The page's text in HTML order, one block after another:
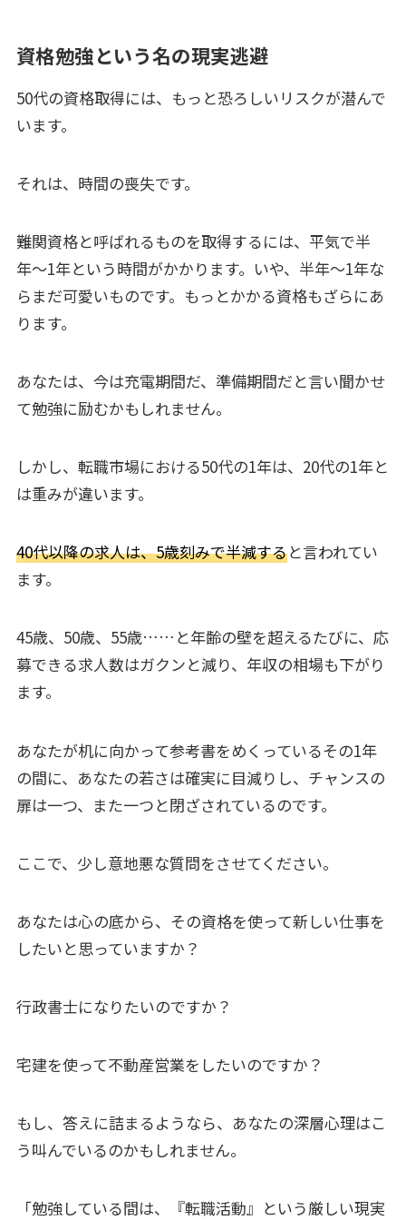
資格勉強という名の現実逃避
50代の資格取得には、もっと恐ろしいリスクが潜んで
います。
それは、時間の喪失です。
難関資格と呼ばれるものを取得するには、平気で半
年〜1年という時間がかかります。いや、半年〜1年な
らまだ可愛いものです。もっとかかる資格もざらにあ
ります。
あなたは、今は充電期間だ、準備期間だと言い聞かせ
て勉強に励むかもしれません。
しかし、転職市場における50代の1年は、20代の1年と
は重みが違います。
40代以降の求人は、5歳刻みで半減すると言われてい
ます。
45歳、50歳、55歳……と年齢の壁を超えるたびに、応
募できる求人数はガクンと減り、年収の相場も下がり
ます。
あなたが机に向かって参考書をめくっているその1年
の間に、あなたの若さは確実に目減りし、チャンスの
扉は一つ、また一つと閉ざされているのです。
ここで、少し意地悪な質問をさせてください。
あなたは心の底から、その資格を使って新しい仕事を
したいと思っていますか？
行政書士になりたいのですか？
宅建を使って不動産営業をしたいのですか？
もし、答えに詰まるようなら、あなたの深層心理はこ
う叫んでいるのかもしれません。
「勉強している間は、『転職活動』という厳しい現実